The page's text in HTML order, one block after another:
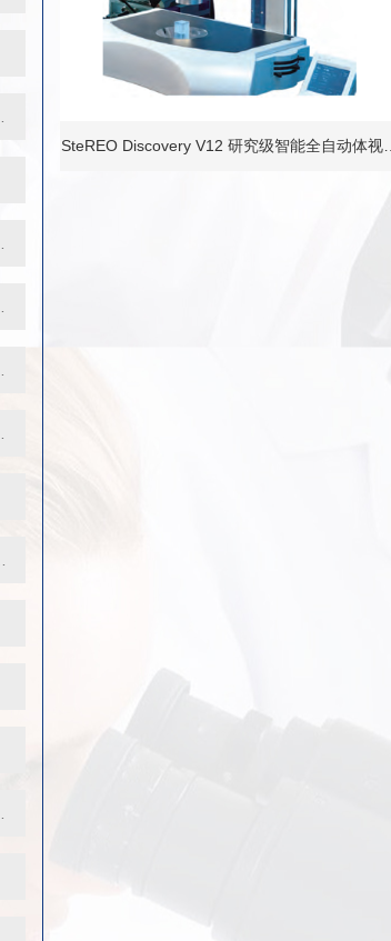
SteREO Discovery V12 研究级智能全自动体视…